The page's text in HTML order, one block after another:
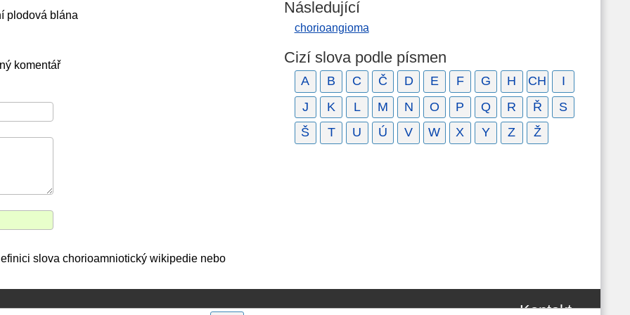
plodová blána
komentář
slova chorioamniotický wikipedie nebo
Následující
chorioangioma
Cizí slova podle písmen
A B C Č D E F G H CH
I
J
K L M N O P Q R Ř
S
Š
T U Ú V W X Y Z Ž
Kontakt